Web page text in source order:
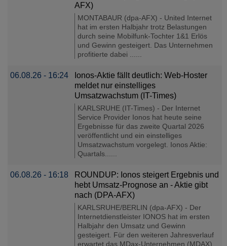
AFX)
MONTABAUR (dpa-AFX) - United Internet
hat im ersten Halbjahr trotz Belastungen
durch seine Mobilfunk-Tochter 1&1 Erlös
und Gewinn gesteigert. Das Unternehmen
profitierte dabei ......
06.08.26 - 16:24
Ionos-Aktie fällt deutlich: Web-Hoster
meldet nur einstelliges
Umsatzwachstum (IT-Times)
KARLSRUHE (IT-Times) - Der Internet
Service Provider Ionos hat heute seine
Ergebnisse für das zweite Quartal 2026
veröffentlicht und ein einstelliges
Umsatzwachstum vorgelegt. Ionos Aktie:
Quartals......
06.08.26 - 16:18
ROUNDUP: Ionos steigert Ergebnis und
hebt Umsatz-Prognose an - Aktie gibt
nach (DPA-AFX)
KARLSRUHE/BERLIN (dpa-AFX) - Der
Internetdienstleister IONOS hat im ersten
Halbjahr den Umsatz und Gewinn
gesteigert. Für den weiteren Jahresverlauf
erwartet das MDax-Unternehmen (MDAX)